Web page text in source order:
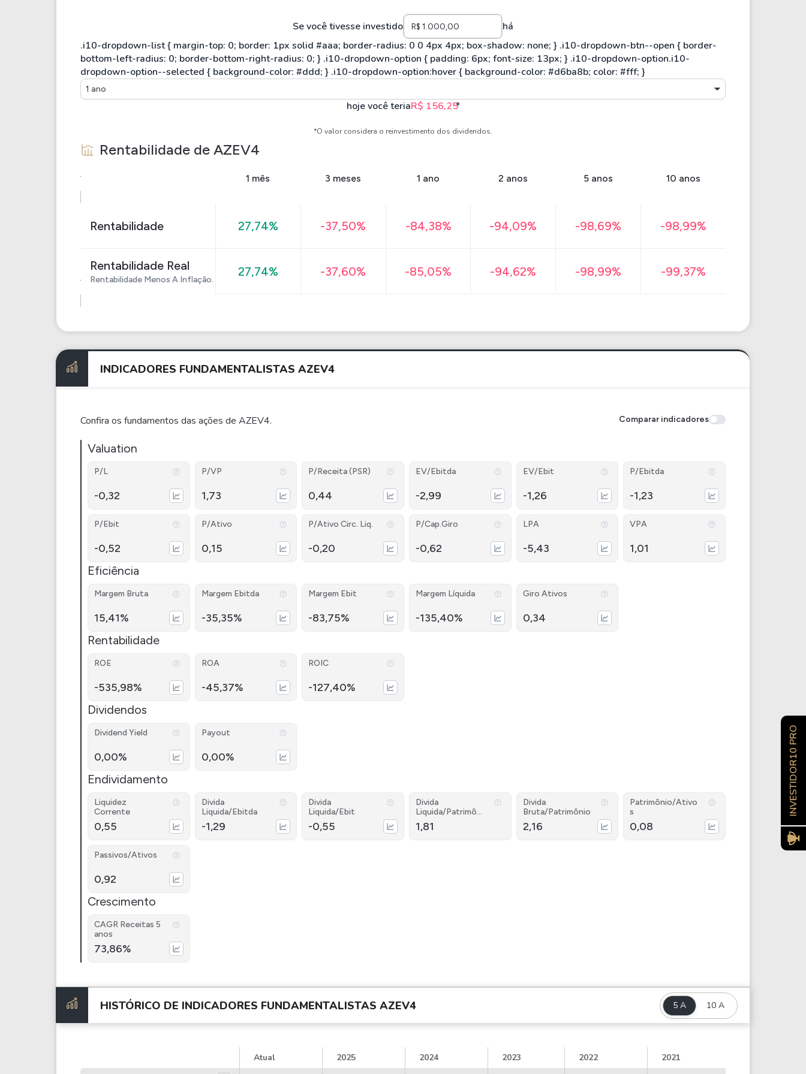
Se você tivesse investido há
1 ano
hoje você teriaR$ 156,25*
*O valor considera o reinvestimento dos dividendos.
Rentabilidade de AZEV4
1 mês 3 meses 1 ano 2 anos 5 anos 10 anos
Rentabilidade 27,74% -37,50% -84,38% -94,09% -98,69% -98,99%
Rentabilidade Real
Rentabilidade Menos A Inflação.
27,74% -37,60% -85,05% -94,62% -98,99% -99,37%
INDICADORES FUNDAMENTALISTAS AZEV4
Confira os fundamentos das ações de AZEV4. Comparar indicadores
Valuation
P/L
-0,32
P/VP
1,73
P/Receita (PSR)
0,44
EV/Ebitda
-2,99
EV/Ebit
-1,26
P/Ebitda
-1,23
P/Ebit
-0,52
P/Ativo
0,15
P/Ativo Circ. Liq.
-0,20
P/Cap.Giro
-0,62
LPA
-5,43
VPA
1,01
Eficiência
Margem Bruta
15,41%
Margem Ebitda
-35,35%
Margem Ebit
-83,75%
Margem Líquida
-135,40%
Giro Ativos
0,34
Rentabilidade
ROE
-535,98%
ROA
-45,37%
ROIC
-127,40%
Dividendos
Dividend Yield
0,00%
Payout
0,00%
Endividamento
Liquidez
Corrente
0,55
Divida
Liquida/Ebitda
-1,29
Divida
Liquida/Ebit
-0,55
Divida
Liquida/Patrimôni
o
1,81
Divida
Bruta/Patrimônio
2,16
Patrimônio/Ativo
s
0,08
Passivos/Ativos
0,92
Crescimento
CAGR Receitas 5
anos
73,86%
HISTÓRICO DE INDICADORES FUNDAMENTALISTAS AZEV4 5 A 10 A
Atual 2025 2024 2023 2022
2021
INVESTIDOR10 PRO